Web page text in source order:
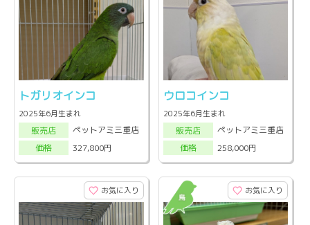
トガリオインコ
2025年6月生まれ
販売店
ペットアミ三重店
価格
327,800円
ウロコインコ
2025年6月生まれ
販売店
ペットアミ三重店
価格
258,000円
お気に入り お気に入り